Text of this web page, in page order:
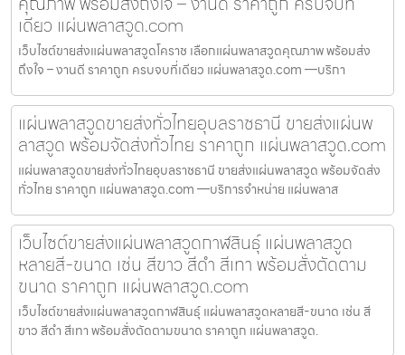
เดียว แผ่นพลาสวูด.com
เว็บไซต์ขายส่งแผ่นพลาสวูดโคราช เลือกแผ่นพลาสวูดคุณภาพ พร้อมส่ง
ถึงใจ – งานดี ราคาถูก ครบจบที่เดียว แผ่นพลาสวูด.com —บริกา
แผ่นพลาสวูดขายส่งทั่วไทยอุบลราชธานี ขายส่งแผ่นพ
ลาสวูด พร้อมจัดส่งทั่วไทย ราคาถูก แผ่นพลาสวูด.com
แผ่นพลาสวูดขายส่งทั่วไทยอุบลราชธานี ขายส่งแผ่นพลาสวูด พร้อมจัดส่ง
ทั่วไทย ราคาถูก แผ่นพลาสวูด.com —บริการจำหน่าย แผ่นพลาส
เว็บไซต์ขายส่งแผ่นพลาสวูดกาฬสินธุ์ แผ่นพลาสวูด
หลายสี-ขนาด เช่น สีขาว สีดำ สีเทา พร้อมสั่งตัดตาม
ขนาด ราคาถูก แผ่นพลาสวูด.com
เว็บไซต์ขายส่งแผ่นพลาสวูดกาฬสินธุ์ แผ่นพลาสวูดหลายสี-ขนาด เช่น สี
ขาว สีดำ สีเทา พร้อมสั่งตัดตามขนาด ราคาถูก แผ่นพลาสวูด.